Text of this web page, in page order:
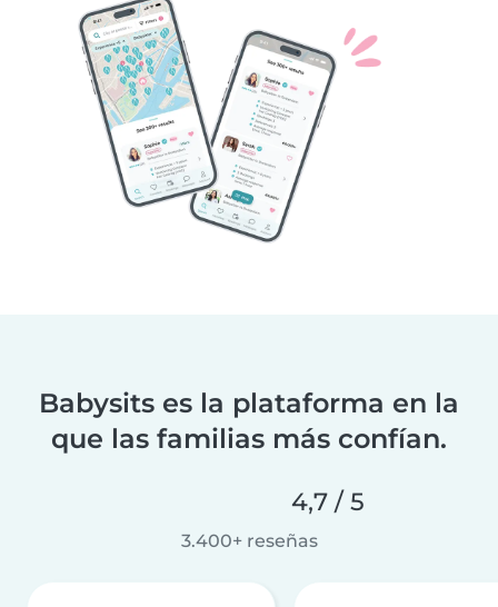
Babysits es la plataforma en la
que las familias más confían.
4,7 / 5
3.400+ reseñas